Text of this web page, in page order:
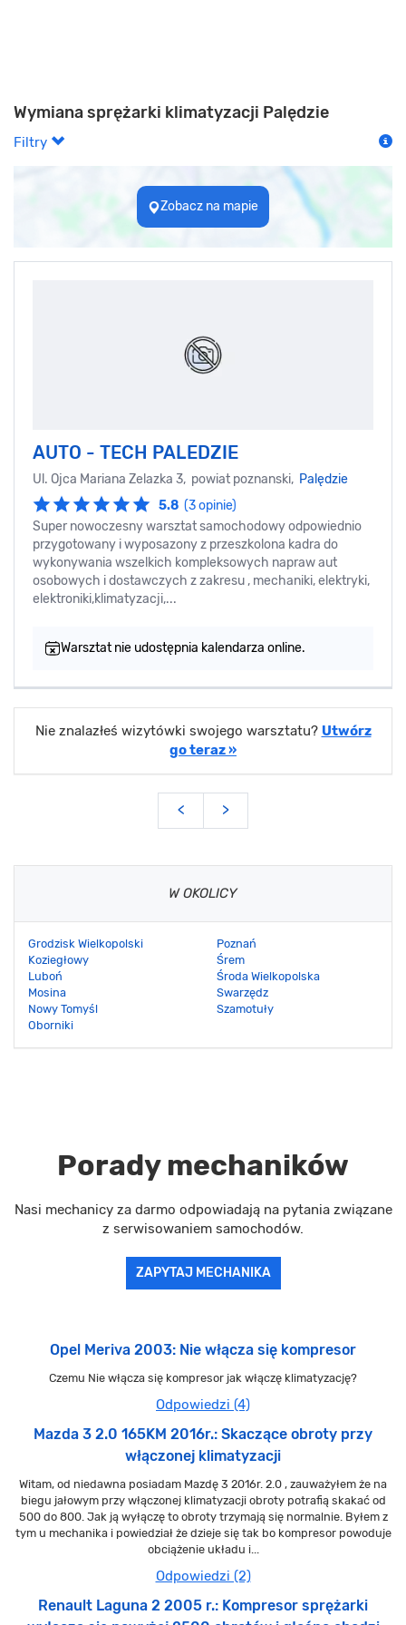
Wymiana sprężarki klimatyzacji Palędzie
Filtry
Zobacz na mapie
AUTO - TECH PALEDZIE
Ul. Ojca Mariana Zelazka 3, powiat poznanski, Palędzie
5.8 (3 opinie)
Super nowoczesny warsztat samochodowy odpowiednio
przygotowany i wyposazony z przeszkolona kadra do
wykonywania wszelkich kompleksowych napraw aut
osobowych i dostawczych z zakresu , mechaniki, elektryki,
elektroniki,klimatyzacji,...
Warsztat nie udostępnia kalendarza online.
Nie znalazłeś wizytówki swojego warsztatu? Utwórz
go teraz »
< >
W OKOLICY
Grodzisk Wielkopolski
Koziegłowy
Luboń
Mosina
Nowy Tomyśl
Oborniki
Poznań
Śrem
Środa Wielkopolska
Swarzędz
Szamotuły
Porady mechaników
Nasi mechanicy za darmo odpowiadają na pytania związane
z serwisowaniem samochodów.
ZAPYTAJ MECHANIKA
Opel Meriva 2003: Nie włącza się kompresor
Czemu Nie włącza się kompresor jak włączę klimatyzację?
Odpowiedzi (4)
Mazda 3 2.0 165KM 2016r.: Skaczące obroty przy
włączonej klimatyzacji
Witam, od niedawna posiadam Mazdę 3 2016r. 2.0 , zauważyłem że na
biegu jałowym przy włączonej klimatyzacji obroty potrafią skakać od
500 do 800. Jak ją wyłączę to obroty trzymają się normalnie. Byłem z
tym u mechanika i powiedział że dzieje się tak bo kompresor powoduje
obciążenie układu i...
Odpowiedzi (2)
Renault Laguna 2 2005 r.: Kompresor sprężarki